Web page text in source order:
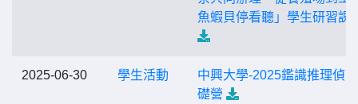
魚蝦貝停看聽」學生研習課
2025-06-30 學生活動
中興大學-2025鑑識推理偵
礎營